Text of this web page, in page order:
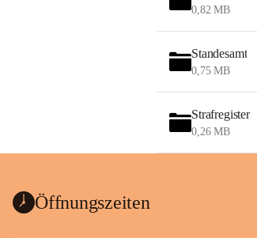
0,82 MB
Standesamt
0,75 MB
Strafregister
0,26 MB
Öffnungszeiten